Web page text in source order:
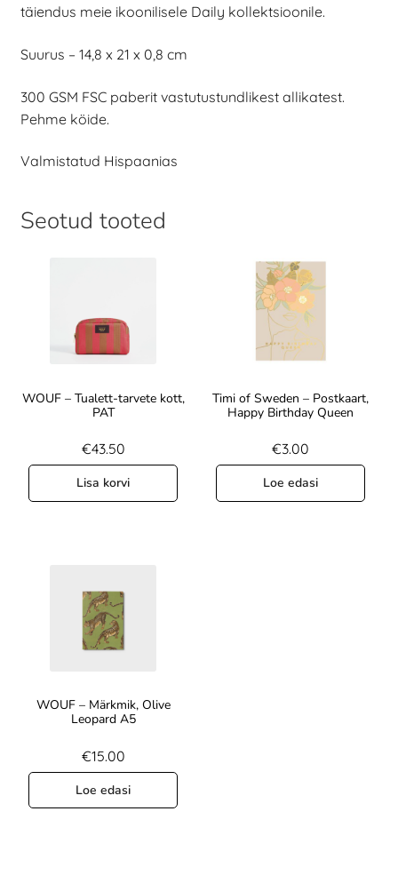
täiendus meie ikoonilisele Daily kollektsioonile.
Suurus – 14,8 x 21 x 0,8 cm
300 GSM FSC paberit vastutustundlikest allikatest.
Pehme köide.
Valmistatud Hispaanias
Seotud tooted
WOUF – Tualett-tarvete kott,
PAT
€43.50
Lisa korvi
Timi of Sweden – Postkaart,
Happy Birthday Queen
€3.00
Loe edasi
WOUF – Märkmik, Olive
Leopard A5
€15.00
Loe edasi